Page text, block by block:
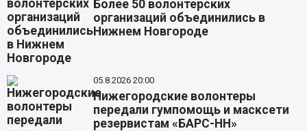
Более 50 волонтерских
организаций объединились в
Нижнем Новгороде
05.8.2026 20:00
Нижегородские волонтеры
передали гумпомощь и масксети
резервистам «БАРС-НН»